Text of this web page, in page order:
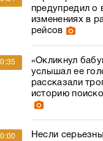
предупредил о
изменениях в
рейсов
«Окликнул
услышал ее
рассказали
историю
Несли